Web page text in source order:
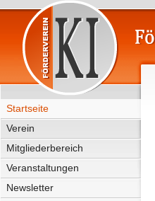
Startseite
Verein
Mitgliederbereich
Veranstaltungen
Newsletter